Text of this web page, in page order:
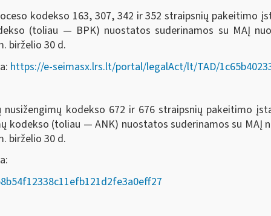
kodekso 163, 307, 342 ir 352 straipsnių pakeitimo
(toliau — BPK) nuostatos suderinamos su MAĮ
birželio 30 d.
https://e-seimasx.lrs.lt/portal/legalAct/lt/TAD/
nusižengimų kodekso 672 ir 676 straipsnių pakeitimo
kodekso (toliau — ANK) nuostatos suderinamos su
birželio 30 d.